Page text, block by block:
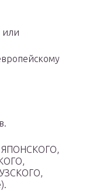
или
ЯПОНСКОГО,